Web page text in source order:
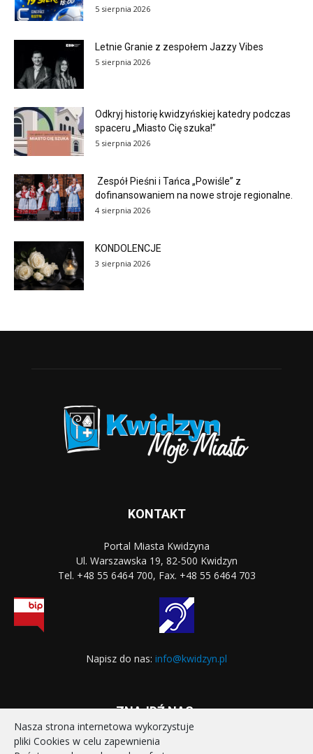
5 sierpnia 2026
Letnie Granie z zespołem Jazzy Vibes
5 sierpnia 2026
Odkryj historię kwidzyńskiej katedry podczas
spaceru „Miasto Cię szuka!”
5 sierpnia 2026
Zespół Pieśni i Tańca „Powiśle” z
dofinansowaniem na nowe stroje regionalne.
4 sierpnia 2026
KONDOLENCJE
3 sierpnia 2026
KONTAKT
Portal Miasta Kwidzyna
Ul. Warszawska 19, 82-500 Kwidzyn
Tel. +48 55 6464 700, Fax. +48 55 6464 703
Napisz do nas: info@kwidzyn.pl
ZNAJDŹ NAS:
Nasza strona internetowa wykorzystuje
pliki Cookies w celu zapewnienia